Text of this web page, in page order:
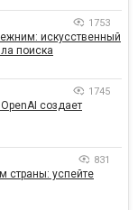
1753
искусственный
поиска
1745
создает
831
страны: успейте